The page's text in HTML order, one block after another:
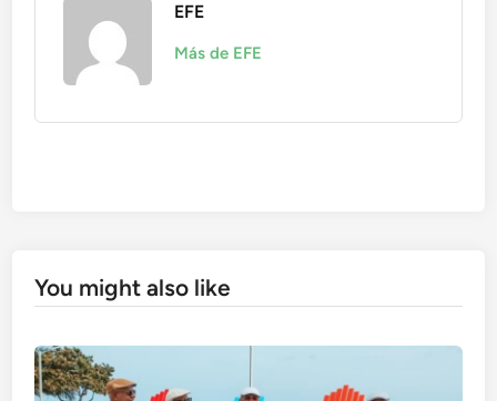
EFE
Más de EFE
You might also like